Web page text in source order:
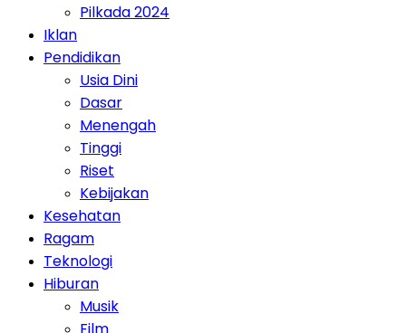
Pilkada 2024
Iklan
Pendidikan
Usia Dini
Dasar
Menengah
Tinggi
Riset
Kebijakan
Kesehatan
Ragam
Teknologi
Hiburan
Musik